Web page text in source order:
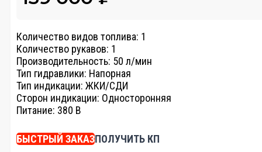
Количество видов топлива: 1
Количество рукавов: 1
Производительность: 50 л/мин
Тип гидравлики: Напорная
Тип индикации: ЖКИ/СДИ
Сторон индикации: Односторонняя
Питание: 380 В
БЫСТРЫЙ ЗАКАЗПОЛУЧИТЬ КП